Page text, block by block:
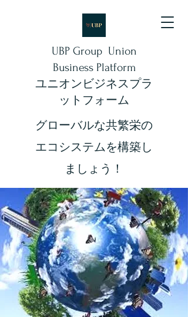
UBP Group Union
Business Platform
ユニオンビジネスプラ
ットフォーム
​​グローバルな共繁栄の
エコシステムを構築し
ましょう！